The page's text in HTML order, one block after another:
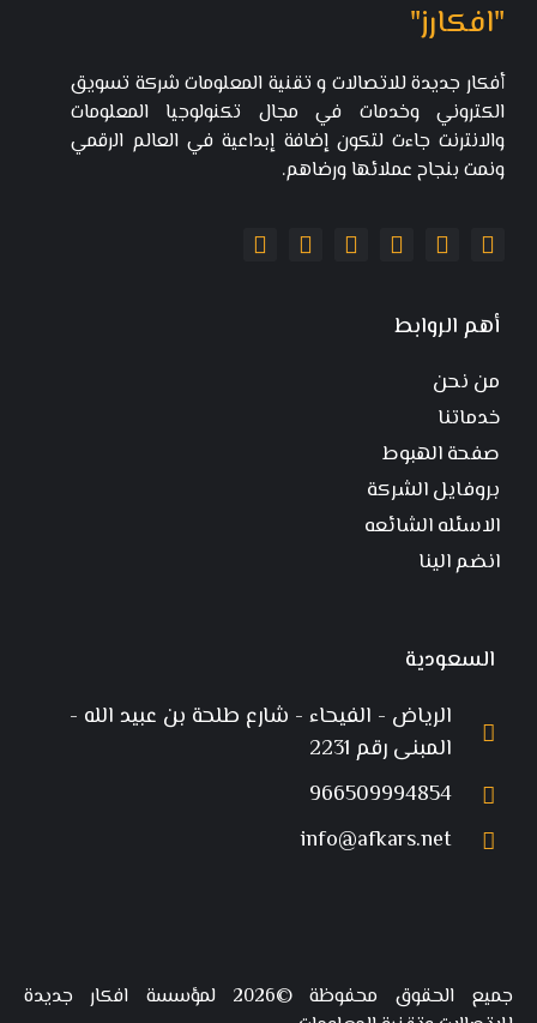
"افكارز"
أفكار جديدة للاتصالات و تقنية المعلومات شركة تسويق
الكتروني وخدمات في مجال تكنولوجيا المعلومات
والانترنت جاءت لتكون إضافة إبداعية في العالم الرقمي
ونمت بنجاح عملائها ورضاهم.
أهم الروابط
من نحن
خدماتنا
صفحة الهبوط
بروفايل الشركة
الاسئله الشائعه
انضم الينا
السعودية
الرياض - الفيحاء - شارع طلحة بن عبيد الله -
المبنى رقم 2231
966509994854
info@afkars.net
جميع الحقوق محفوظة ©2026 لمؤسسة افكار جديدة